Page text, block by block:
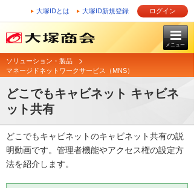
大塚IDとは 大塚ID新規登録 ログイン
メニュー
ソリューション・製品
マネージドネットワークサービス（MNS）
どこでもキャビネット キャビネ
ット共有
どこでもキャビネットのキャビネット共有の説
明動画です。管理者機能やアクセス権の設定方
法を紹介します。